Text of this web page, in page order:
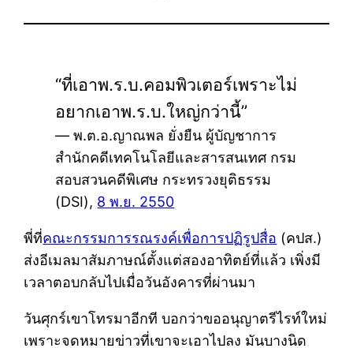
“ที่เอาพ.ร.บ.คอมพิวเตอร์เพราะไม่
อยากเอาพ.ร.บ.ใหญ่กว่านี้”
— พ.ต.อ.ญาณพล ยั่งยืน ผู้บัญชาการ
สำนักคดีเทคโนโลยีและสารสนเทศ กรม
สอบสวนคดีพิเศษ กระทรวงยุติธรรม
(DSI), 8 พ.ย. 2550
พี่ที่คณะกรรมการรณรงค์เพื่อการปฏิรูปสื่อ (คปส.)
ส่งอีเมลมาสัมภาษณ์ตั้งแต่สองอาทิตย์ที่แล้ว เพิ่งมี
เวลาตอบกลับไปเมื่อวันอังคารที่ผ่านมา
วันศุกร์เขาโทรมาอีกที บอกว่าขออนุญาตรีไรท์ใหม่
เพราะจดหมายข่าวที่เขาจะเอาไปลง มันบางนิด